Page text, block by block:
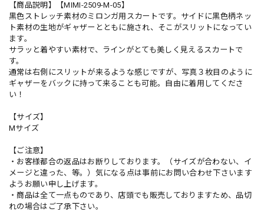
【商品説明】【MIMI-2509-M-05】
黒色ストレッチ素材のミロンガ用スカートです。サイドに黒色柄ネッ
ト素材の生地がギャザーとともに施され、そこがスリットになってい
ます。
サラッと着やすい素材で、ラインがとても美しく見えるスカートで
す。
通常は右側にスリットが来るような感じですが、写真３枚目のように
ギャザーをバックに持って来ることも可能。自由に着用してくださ
い！
【サイズ】
Mサイズ
【ご注意】
・お客様都合の返品はお断りしております。（サイズが合わない、イ
メージと違った、等。）気になる点は事前にお問い合わせ下さいます
ようお願い申し上げます。
・商品は全て一点ものであり、店頭でも販売しておりますため、品切
れの場合はご了承下さい。